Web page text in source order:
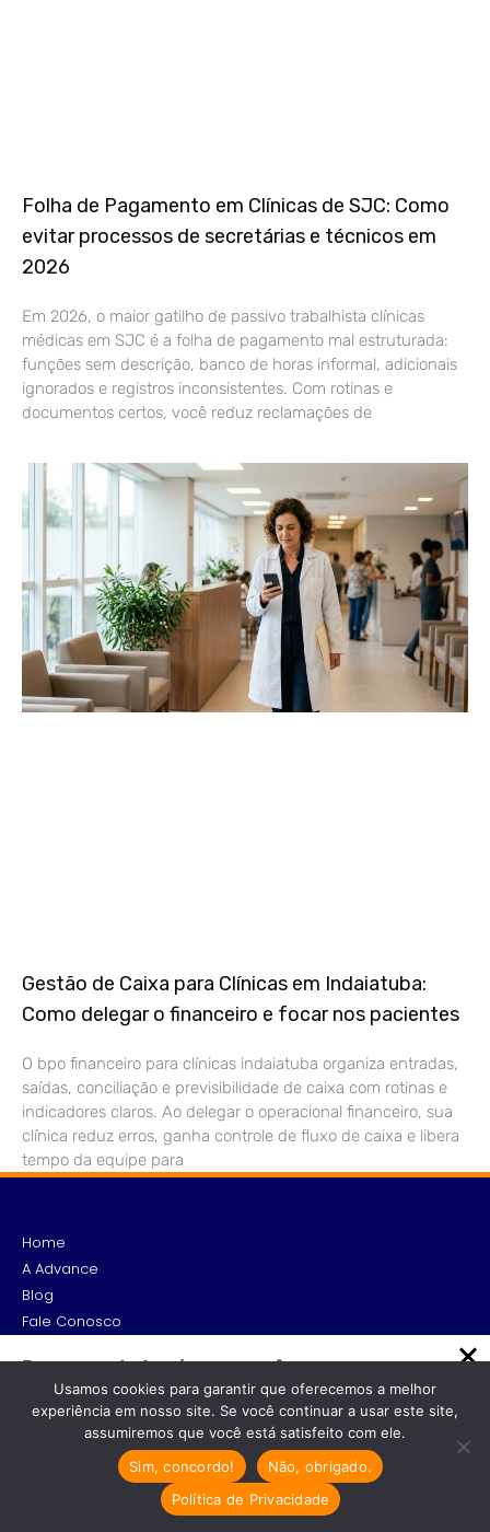
Folha de Pagamento em Clínicas de SJC: Como
evitar processos de secretárias e técnicos em
2026
Em 2026, o maior gatilho de passivo trabalhista clínicas
médicas em SJC é a folha de pagamento mal estruturada:
funções sem descrição, banco de horas informal, adicionais
ignorados e registros inconsistentes. Com rotinas e
documentos certos, você reduz reclamações de
Gestão de Caixa para Clínicas em Indaiatuba:
Como delegar o financeiro e focar nos pacientes
O bpo financeiro para clínicas indaiatuba organiza entradas,
saídas, conciliação e previsibilidade de caixa com rotinas e
indicadores claros. Ao delegar o operacional financeiro, sua
clínica reduz erros, ganha controle de fluxo de caixa e libera
tempo da equipe para
Home
A Advance
Blog
Fale Conosco
Abertura de Empresa
Troca de Contabilidade
Advogados
Arquitetos, Engenheiros e Designers de Interiores
Médicos e Profissionais da saúde
Recomendado só para você
Como Reduzir Impostos para
Dentistas: Dicas Essenciais e
Eficazes
Descubra 6 formas eficientes de
reduzir impostos que dentistas talvez…
Usamos cookies para garantir que oferecemos a melhor
experiência em nosso site. Se você continuar a usar este site,
assumiremos que você está satisfeito com ele.
Sim, concordo!
Não, obrigado.
Política de Privacidade